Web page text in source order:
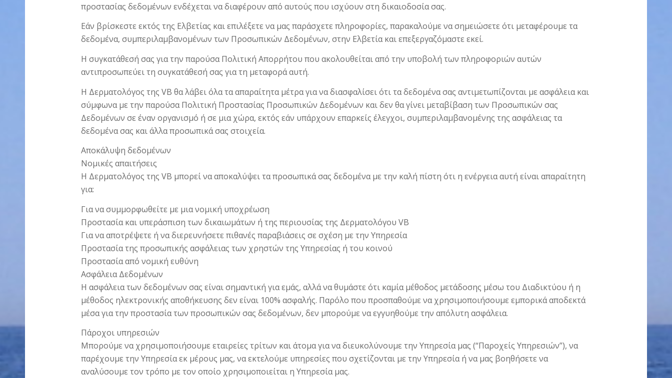
προστασίας δεδομένων ενδέχεται να διαφέρουν από αυτούς που ισχύουν στη δικαιοδοσία σας.
Εάν βρίσκεστε εκτός της Ελβετίας και επιλέξετε να μας παράσχετε πληροφορίες, παρακαλούμε να σημειώσετε ότι μεταφέρουμε τα
δεδομένα, συμπεριλαμβανομένων των Προσωπικών Δεδομένων, στην Ελβετία και επεξεργαζόμαστε εκεί.
Η συγκατάθεσή σας για την παρούσα Πολιτική Απορρήτου που ακολουθείται από την υποβολή των πληροφοριών αυτών
αντιπροσωπεύει τη συγκατάθεσή σας για τη μεταφορά αυτή.
Η Δερματολόγος της VB θα λάβει όλα τα απαραίτητα μέτρα για να διασφαλίσει ότι τα δεδομένα σας αντιμετωπίζονται με ασφάλεια και
σύμφωνα με την παρούσα Πολιτική Προστασίας Προσωπικών Δεδομένων και δεν θα γίνει μεταβίβαση των Προσωπικών σας
Δεδομένων σε έναν οργανισμό ή σε μια χώρα, εκτός εάν υπάρχουν επαρκείς έλεγχοι, συμπεριλαμβανομένης της ασφάλειας τα
δεδομένα σας και άλλα προσωπικά σας στοιχεία.
Αποκάλυψη δεδομένων
Νομικές απαιτήσεις
Η Δερματολόγος της VB μπορεί να αποκαλύψει τα προσωπικά σας δεδομένα με την καλή πίστη ότι η ενέργεια αυτή είναι απαραίτητη
για:
Για να συμμορφωθείτε με μια νομική υποχρέωση
Προστασία και υπεράσπιση των δικαιωμάτων ή της περιουσίας της Δερματολόγου VB
Για να αποτρέψετε ή να διερευνήσετε πιθανές παραβιάσεις σε σχέση με την Υπηρεσία
Προστασία της προσωπικής ασφάλειας των χρηστών της Υπηρεσίας ή του κοινού
Προστασία από νομική ευθύνη
Ασφάλεια Δεδομένων
Η ασφάλεια των δεδομένων σας είναι σημαντική για εμάς, αλλά να θυμάστε ότι καμία μέθοδος μετάδοσης μέσω του Διαδικτύου ή η
μέθοδος ηλεκτρονικής αποθήκευσης δεν είναι 100% ασφαλής. Παρόλο που προσπαθούμε να χρησιμοποιήσουμε εμπορικά αποδεκτά
μέσα για την προστασία των προσωπικών σας δεδομένων, δεν μπορούμε να εγγυηθούμε την απόλυτη ασφάλεια.
Πάροχοι υπηρεσιών
Μπορούμε να χρησιμοποιήσουμε εταιρείες τρίτων και άτομα για να διευκολύνουμε την Υπηρεσία μας (“Παροχείς Υπηρεσιών”), να
παρέχουμε την Υπηρεσία εκ μέρους μας, να εκτελούμε υπηρεσίες που σχετίζονται με την Υπηρεσία ή να μας βοηθήσετε να
αναλύσουμε τον τρόπο με τον οποίο χρησιμοποιείται η Υπηρεσία μας.